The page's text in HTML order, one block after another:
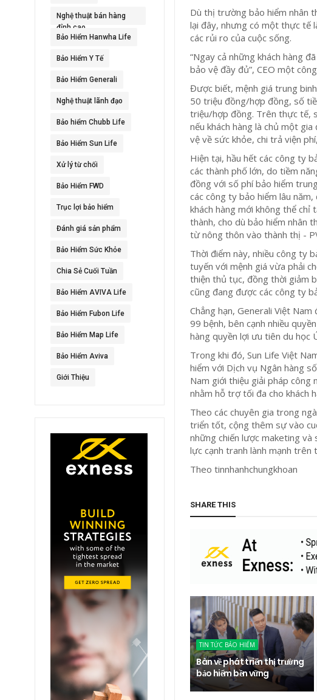
Nghệ thuật bán hàng
đỉnh cao
Bảo Hiểm Hanwha Life
Bảo Hiểm Y Tế
Bảo Hiểm Generali
Nghệ thuật lãnh đạo
Bảo hiểm Chubb Life
Bảo Hiểm Sun Life
Xử lý từ chối
Bảo Hiểm FWD
Trục lợi bảo hiểm
Đánh giá sản phẩm
Bảo Hiểm Sức Khỏe
Chia Sẻ Cuối Tuần
Bảo Hiểm AVIVA Life
Bảo Hiểm Fubon Life
Bảo Hiểm Map Life
Bảo Hiểm Aviva
Giới Thiệu
Dù thị trường bảo hiểm nhân
lại đây, nhưng có một thực tế
các rủi ro của cuộc sống.
“Ngay cả những khách hàng
bảo vệ đầy đủ”, CEO một
Được biết, mệnh giá trung
50 triệu đồng/hợp đồng, số
triệu/hợp đồng. Trên thực tế,
nếu khách hàng là chủ một
vệ về sức khỏe, chi trả viện
Hiện tại, hầu hết các công ty
các thành phố lớn, do tiềm
đồng với số phí bảo hiểm
các công ty bảo hiểm lâu
khách hàng mới không thể
thành, cho dù bảo hiểm nhân
từ nông thôn vào thành thị -
Thời điểm này, nhiều công ty
tuyến với mệnh giá vừa phải
thiện thủ tục, đồng thời giảm
cũng đang được các công ty
Chẳng hạn, Generali Việt
99 bệnh, bên cạnh nhiều
hàng quyền lợi ưu tiên du học
Trong khi đó, Sun Life Việt
hiểm với Dịch vụ Ngân hàng
Nam giới thiệu giải pháp công
nhằm hỗ trợ tối đa cho khách
Theo các chuyên gia trong
triển tốt, cộng thêm sự vào
những chiến lược maketing
lực cạnh tranh lành mạnh trên
Theo tinnhanhchungkhoan
SHARE THIS
TIN TỨC BẢO HIỂM
Bàn về phát triển thị trường
bảo hiểm bền vững